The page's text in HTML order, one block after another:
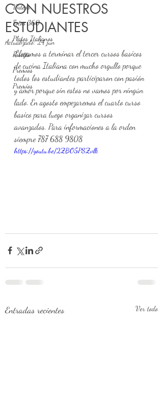
Videos
Fotos 360
Platos Italianos
Risotto
Premios
Premios
CON NUESTROS
ESTUDIANTES
Actualizado:24 jun
Llegamos a terminar el tercer cursos basicos
de cucina Italiana con mucho orgullo porque
todos los estudiantes participaron con pasión
y amor porque sin estos no vamos por ningún
lado. En agosto empezaremos el cuarto curso
basico para luego organizar cursos
avanzados. Para informaciones a la orden
siempre 787 688 9808
https://youtu.be/2ZBO5PSZvlk
Entradas recientes Ver todo